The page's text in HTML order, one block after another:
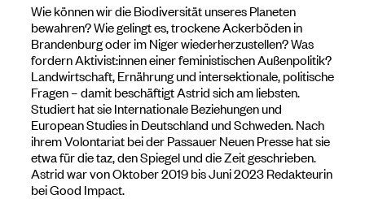
Wie können wir die Biodiversität unseres Planeten
bewahren? Wie gelingt es, trockene Ackerböden in
Brandenburg oder im Niger wiederherzustellen? Was
fordern Aktivist:innen einer feministischen Außenpolitik?
Landwirtschaft, Ernährung und intersektionale, politische
Fragen – damit beschäftigt Astrid sich am liebsten.
Studiert hat sie Internationale Beziehungen und
European Studies in Deutschland und Schweden. Nach
ihrem Volontariat bei der Passauer Neuen Presse hat sie
etwa für die taz, den Spiegel und die Zeit geschrieben.
Astrid war von Oktober 2019 bis Juni 2023 Redakteurin
bei Good Impact.